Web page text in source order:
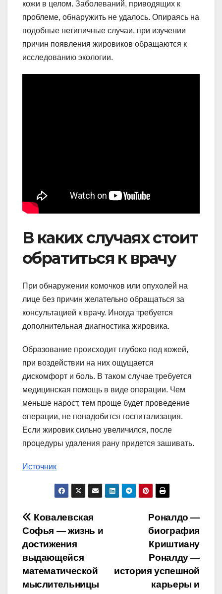
кожи в целом. Заболеваний, приводящих к
проблеме, обнаружить не удалось. Опираясь на
подобные нетипичные случаи, при изучении
причин появления жировиков обращаются к
исследованию экологии.
В каких случаях стоит
обратиться к врачу
При обнаружении комочков или опухолей на
лице без причин желательно обращаться за
консультацией к врачу. Иногда требуется
дополнительная диагностика жировика.
Образование происходит глубоко под кожей,
при воздействии на них ощущается
дискомфорт и боль. В таком случае требуется
медицинская помощь в виде операции. Чем
меньше нарост, тем проще будет проведение
операции, не понадобится госпитализация.
Если жировик сильно увеличился, после
процедуры удаления рану придется зашивать.
Источник
Навигация
по
записям
Роналдо —
биография
Криштиану
Роналду —
история успешной
карьеры и
Ковалевская
Софья — жизнь и
достижения
выдающейся
математической
мыслительницы